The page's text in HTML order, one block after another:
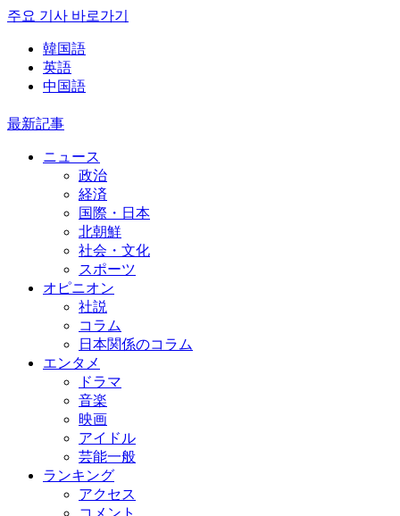
주요 기사 바로가기
韓国語
英語
中国語
最新記事
ニュース
政治
経済
国際・日本
北朝鮮
社会・文化
スポーツ
オピニオン
社説
コラム
日本関係のコラム
エンタメ
ドラマ
音楽
映画
アイドル
芸能一般
ランキング
アクセス